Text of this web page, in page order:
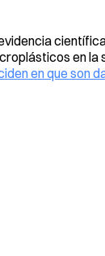
en la
en que son